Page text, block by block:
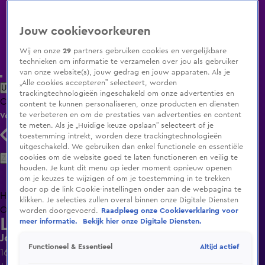
Uitzending Gemist Populaire programma's Zenders Genres
ClipsFilmsRadioSmart TV inlogShop
Volg KIJK
Zoeken
HomeUitzending Gemist Programma's De Bondgenoten
OranjezomerLivestreamsShop
Lang Leve de Liefde
Joyce heeft ruzie met de verpakking
16 mei 2024, 10:09
Jouw cookievoorkeuren
Wij en onze29 partners gebruiken cookies en vergelijkbare
technieken om informatie te verzamelen over jou als gebruiker
van onze website(s), jouw gedrag en jouw apparaten. Als je
„Alle cookies accepteren” selecteert, worden
trackingtechnologieën ingeschakeld om onze advertenties en
content te kunnen personaliseren, onze producten en diensten
te verbeteren en om de prestaties van advertenties en content
te meten. Als je „Huidige keuze opslaan” selecteert of je
toestemming intrekt, worden deze trackingtechnologieën
uitgeschakeld. We gebruiken dan enkel functionele en essentiële
cookies om de website goed te laten functioneren en veilig te
houden. Je kunt dit menu op ieder moment opnieuw openen
om je keuzes te wijzigen of om je toestemming in te trekken
door op de link Cookie-instellingen onder aan de webpagina te
klikken. Je selecties zullen overal binnen onze Digitale Diensten
worden doorgevoerd.
Raadpleeg onze Cookieverklaring voor
meer informatie.
Bekijk hier onze Digitale Diensten.
Functioneel & Essentieel Altijd actief